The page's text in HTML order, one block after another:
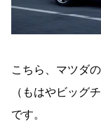
こちら、マツダ
（もはやビッグ
です。